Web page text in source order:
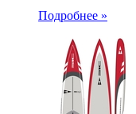
Подробнее »